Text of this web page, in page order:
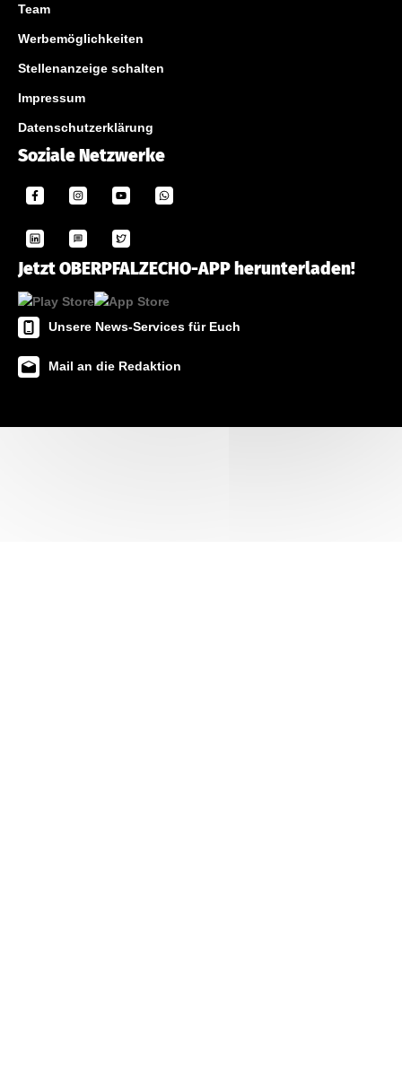
Team
Werbemöglichkeiten
Stellenanzeige schalten
Impressum
Datenschutzerklärung
Soziale Netzwerke
Jetzt OBERPFALZECHO-APP herunterladen!
Unsere News-Services für Euch
Mail an die Redaktion